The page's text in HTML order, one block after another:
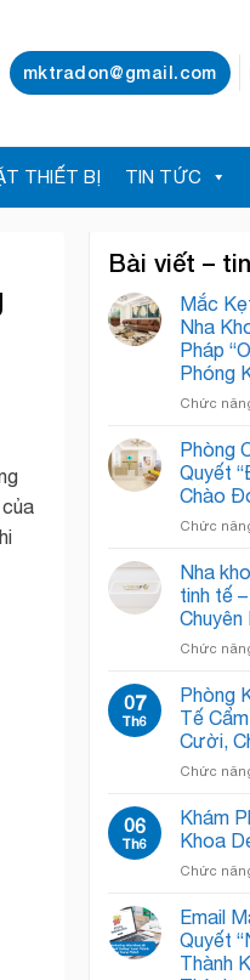
mktradon@gmail.com
THIẾT BỊ TIN TỨC
Bài viết –
Mắc
Nha
Pháp
Phóng
Chức
Phòng
Quyết
Chào
Chức
Nha
tinh tế
Chuyên
Chức
07
Th6
Phòng
Tế
Cười,
Chức
06
Th6
Khám
Khoa
Chức
Email
Quyết
Thành